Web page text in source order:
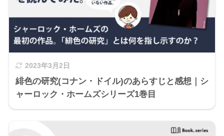
2023年3月2日
緋色の研究(コナン・ドイル)のあらすじと感想｜シ
ャーロック・ホームズシリーズ1巻目